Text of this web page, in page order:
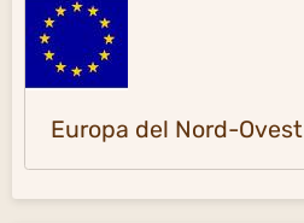
Europa del Nord-Ovest